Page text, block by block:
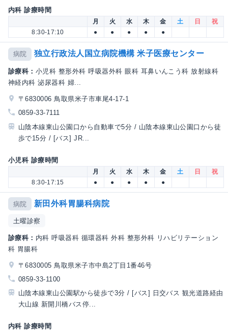
内科 診療時間
月 火 水 木 金 土 日
祝
8:30-17:10
● ● ● ● ●
病院 独立行政法人国立病院機構 米子医療センター
診療科： 小児科 整形外科 呼吸器外科 眼科 耳鼻いんこう科 放射線科
神経内科 泌尿器科 婦...
〒6830006 鳥取県米子市車尾4-17-1
0859-33-7111
山陰本線東山公園口から自動車で5分 / 山陰本線東山公園口から徒
歩で15分 / [バス] JR...
小児科 診療時間
月 火 水 木 金 土 日
祝
8:30-17:15
● ● ● ● ●
病院 新田外科胃腸科病院
土曜診察
診療科： 内科 呼吸器科 循環器科 外科 整形外科 リハビリテーション
科 胃腸科
〒6830005 鳥取県米子市中島2丁目1番46号
0859-33-1100
山陰本線東山公園駅から徒歩で3分 / [バス] 日交バス 観光道路経由
大山線 新開川橋バス停...
内科 診療時間